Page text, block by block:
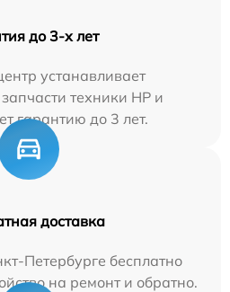
до 3-х лет
устанавливает
техники HP и
гарантию до 3 лет.
доставка
Петербурге бесплатно
на ремонт и обратно.